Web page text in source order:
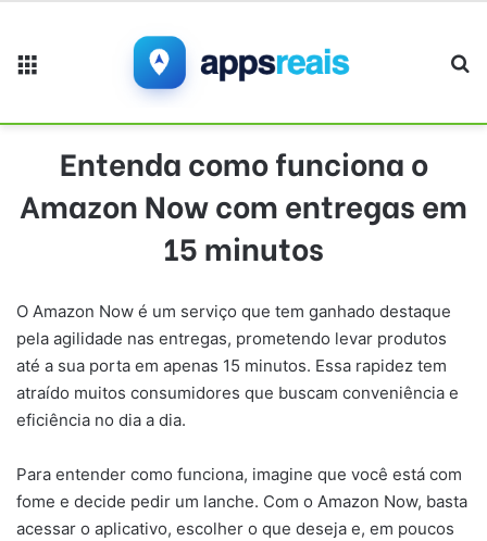
Entenda como funciona o
Amazon Now com entregas em
15 minutos
O Amazon Now é um serviço que tem ganhado destaque
pela agilidade nas entregas, prometendo levar produtos
até a sua porta em apenas 15 minutos. Essa rapidez tem
atraído muitos consumidores que buscam conveniência e
eficiência no dia a dia.
Para entender como funciona, imagine que você está com
fome e decide pedir um lanche. Com o Amazon Now, basta
acessar o aplicativo, escolher o que deseja e, em poucos